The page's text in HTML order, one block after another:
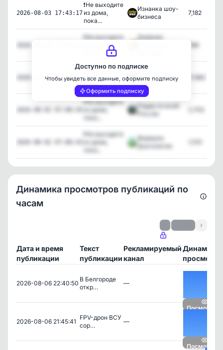
2026-08-03 17:43:17
❗️Не выходите
из дома,
пока...
Изнанка шоу-
бизнеса
7,182
❗️Не выходите
Дневник
398
2026-08-03 17:27:59
❗️Не выходите
из дома,
пока...
прошлое
17,882
❗️Не выходите
из дома,
пока...
Радар по всей
России
❗️Не выходите
из дома,
пока...
Формула
Долголетия
Доступно по подписке
Чтобы увидеть все данные, оформите подписку
Оформить подписку
Динамика просмотров публикаций по
часам
›
Дата и время
публикации
Текст
публикации
Рекламируемый
канал
Динамика
2026-08-06 22:40:50
В Белгороде
откр…
—
Посмотреть
2026-08-06 21:45:41
FPV-дрон ВСУ
сор…
—
Посмотреть